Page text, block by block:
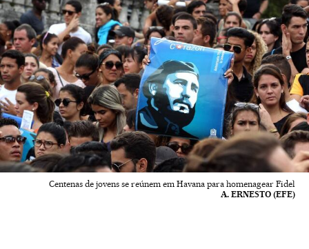
Centenas de jovens se reúnem em Havana para homenagear Fidel
A. ERNESTO (EFE)